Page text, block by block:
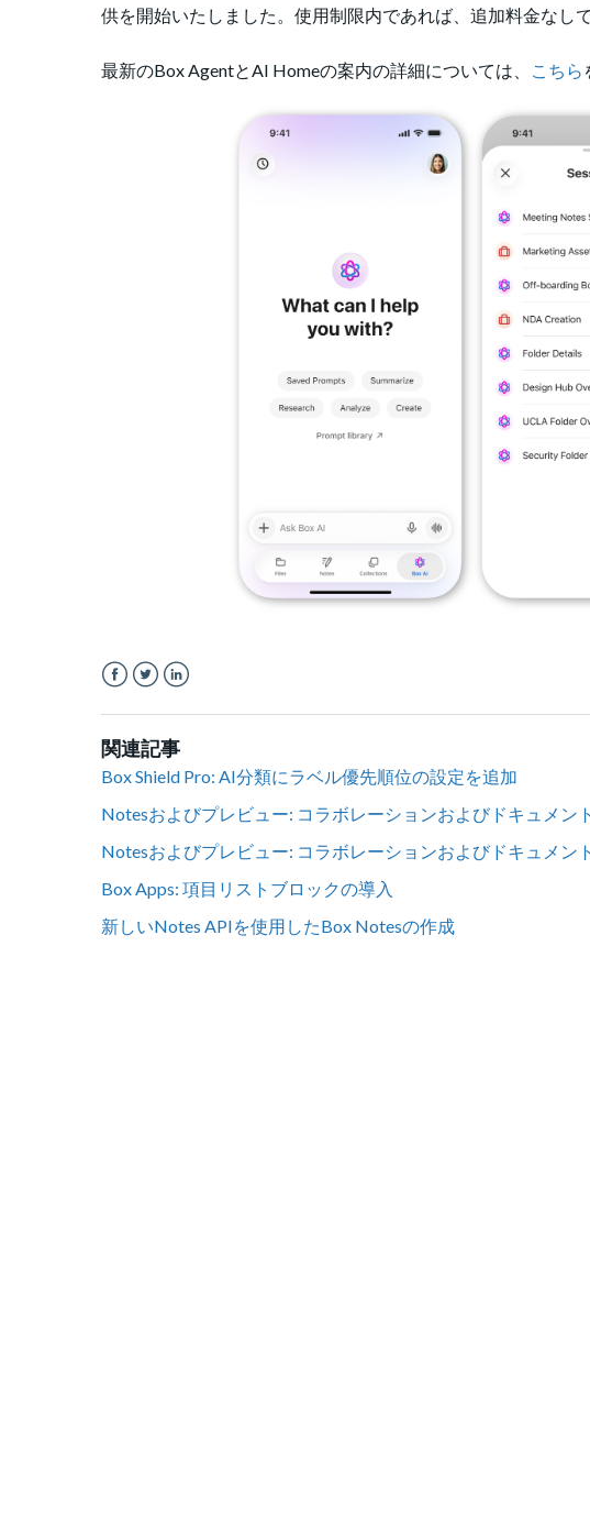
供を開始いたしました。使用制限内であれば、追加料金なし
最新のBox AgentとAI Homeの案内の詳細については、 こちら
関連記事
Box Shield Pro: AI分類にラベル優先順位の設定を追加
Notesおよびプレビュー: コラボレーションおよびドキュメン
Notesおよびプレビュー: コラボレーションおよびドキュメン
Box Apps: 項目リストブロックの導入
新しいNotes APIを使用したBox Notesの作成